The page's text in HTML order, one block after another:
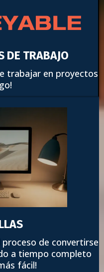
DE TRABAJO
trabajar en proyectos
proceso de convertirse
a tiempo completo
fácil!